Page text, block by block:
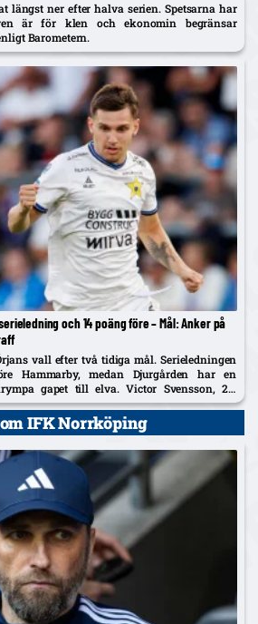
längst ner efter halva serien. Spetsarna har
är för klen och ekonomin begränsar
Barometern.
och 14 poäng före – Mål: Anker på
vall efter två tidiga mål. Serieledningen
Hammarby, medan Djurgården har en
gapet till elva. Victor Svensson, 20,
frånvaro.
IFK Norrköping